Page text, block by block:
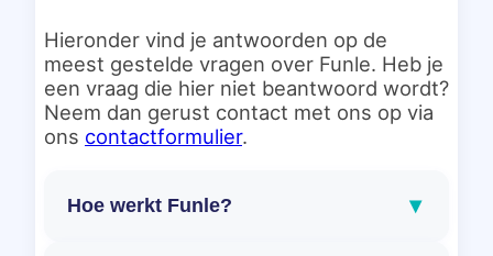
Hieronder vind je antwoorden op de
meest gestelde vragen over Funle. Heb je
een vraag die hier niet beantwoord wordt?
Neem dan gerust contact met ons op via
ons contactformulier.
Hoe werkt Funle? ▾